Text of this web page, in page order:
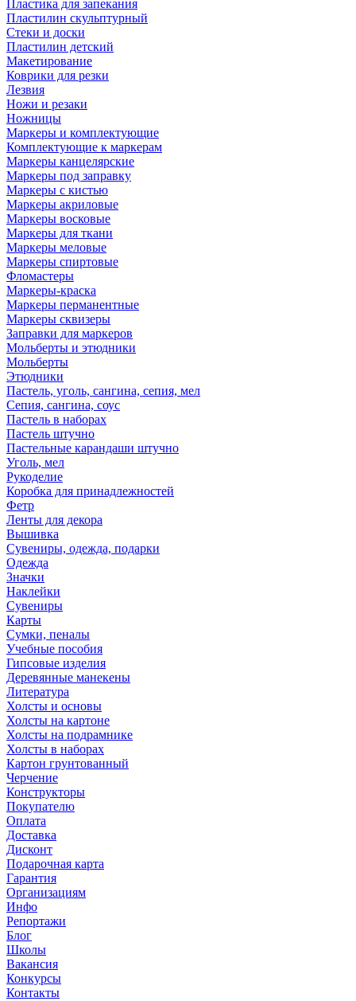
Пластика для запекания
Пластилин скульптурный
Стеки и доски
Пластилин детский
Макетирование
Коврики для резки
Лезвия
Ножи и резаки
Ножницы
Маркеры и комплектующие
Комплектующие к маркерам
Маркеры канцелярские
Маркеры под заправку
Маркеры с кистью
Маркеры акриловые
Маркеры восковые
Маркеры для ткани
Маркеры меловые
Маркеры спиртовые
Фломастеры
Маркеры-краска
Маркеры перманентные
Маркеры сквизеры
Заправки для маркеров
Мольберты и этюдники
Мольберты
Этюдники
Пастель, уголь, сангина, сепия, мел
Сепия, сангина, соус
Пастель в наборах
Пастель штучно
Пастельные карандаши штучно
Уголь, мел
Рукоделие
Коробка для принадлежностей
Фетр
Ленты для декора
Вышивка
Сувениры, одежда, подарки
Одежда
Значки
Наклейки
Сувениры
Карты
Сумки, пеналы
Учебные пособия
Гипсовые изделия
Деревянные манекены
Литература
Холсты и основы
Холсты на картоне
Холсты на подрамнике
Холсты в наборах
Картон грунтованный
Черчение
Конструкторы
Покупателю
Оплата
Доставка
Дисконт
Подарочная карта
Гарантия
Организациям
Инфо
Репортажи
Блог
Школы
Вакансия
Конкурсы
Контакты